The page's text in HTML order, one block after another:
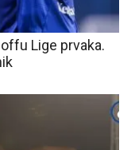
Lige prvaka.